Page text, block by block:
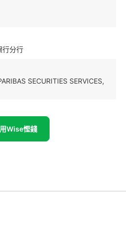
行分行
SECURITIES SERVICES,
Wise慳錢